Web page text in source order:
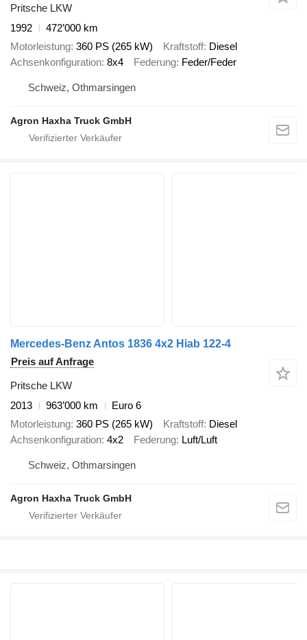
Pritsche LKW
1992
472’000 km
Motorleistung 360 PS (265 kW) Kraftstoff Diesel
Achsenkonfiguration 8x4 Federung Feder/Feder
Schweiz, Othmarsingen
Agron Haxha Truck GmbH
Mercedes-Benz Antos 1836 4x2 Hiab 122-4
Preis auf Anfrage
Pritsche LKW
2013
963’000 km
Euro 6
Motorleistung 360 PS (265 kW) Kraftstoff Diesel
Achsenkonfiguration 4x2 Federung Luft/Luft
Schweiz, Othmarsingen
Agron Haxha Truck GmbH